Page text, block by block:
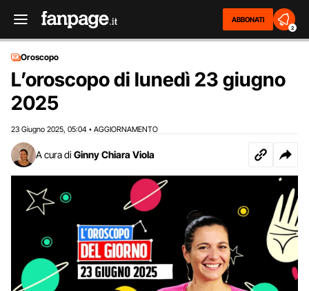
ABBONATI
2
Oroscopo
L’oroscopo di lunedì 23 giugno
2025
23 Giugno 2025 05:04 • AGGIORNAMENTO
A cura di Ginny Chiara Viola